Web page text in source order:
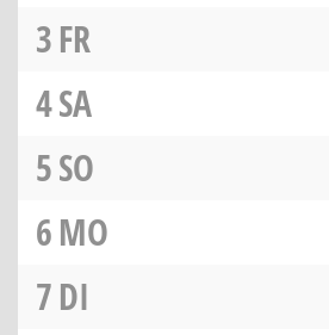
3FR
4SA
5SO
6MO
7DI